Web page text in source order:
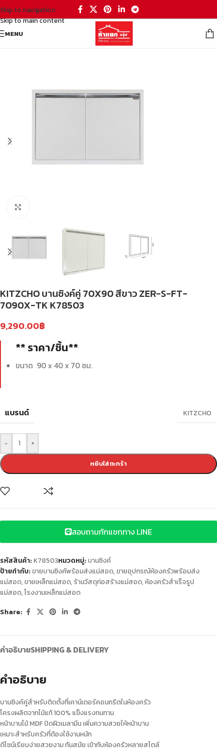
Skip to navigation
Skip to main content
MENU
KITZCHO บานซิงค์คู่ 70X90 สีขาว ZER-S-FT-
7090X-TK K78503
9,290.00฿
** ราคา/ชิ้น**
ขนาด 90 x 40 x 70 ซม.
แบรนด์ KITZCHO
- +
หยิบใส่ตะกร้า
สอบถามทักแชททาง LINE
รหัสสินค้า:K78503หมวดหมู่:บานซิงค์
ป้ายกำกับ:ขายบานซิงค์พร้อมส่งแม่สอด,ขายอุปกรณ์ห้องครัวพร้อมส่ง
แม่สอด,ขายเหล็กแม่สอด,ร้านวัสดุก่อสร้างแม่สอด,ห้องครัวสำเร็จรูป
แม่สอด,โรงงานเหล็กแม่สอด
Share:
คำอธิบายSHIPPING & DELIVERY
คำอธิบาย
บานซิงค์คู่สำหรับติดตั้งที่เคาน์เตอร์คอนกรีตในห้องครัว
โครงผลิตจากไม้แท้ 100% แข็งแรงทนทาน
หน้าบานไม้ MDF ปิดผิวเมลามีน เพิ่มความสวยให้หน้าบาน
เหมาะสำหรับครัวที่ต้องใช้งานหนัก
ดีไซน์เรียบง่ายสวยงาม ทันสมัย เข้ากับห้องครัวหลายสไตล์